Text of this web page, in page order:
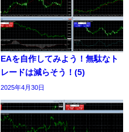
EAを自作してみよう！無駄なト
レードは減らそう！(5)
2025年4月30日